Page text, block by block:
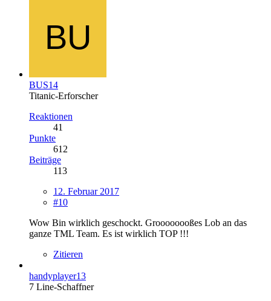
BUS14
Titanic-Erforscher
Reaktionen
41
Punkte
612
Beiträge
113
12. Februar 2017
#10
Wow Bin wirklich geschockt. Groooooooßes Lob an das
ganze TML Team. Es ist wirklich TOP !!!
Zitieren
handyplayer13
7 Line-Schaffner